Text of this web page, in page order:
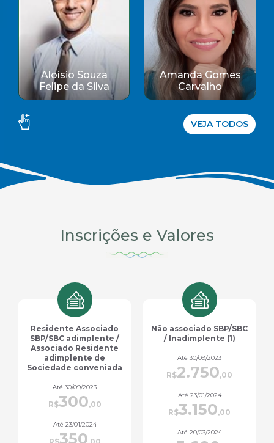
Amanda Gomes
Carvalho
Abelardo
Rodriguez
VEJA TODOS
Inscrições e Valores
Não associado SBP/SBC
/ Inadimplente (1)
Até 30/09/2023
2.750
Até 23/01/2024
3.150
Até 20/03/2024
Outros profissionais da
saúde (7)
Até 30/09/2023
R$880,00
Até 23/01/2024
R$1.000,00
Até 20/03/2024